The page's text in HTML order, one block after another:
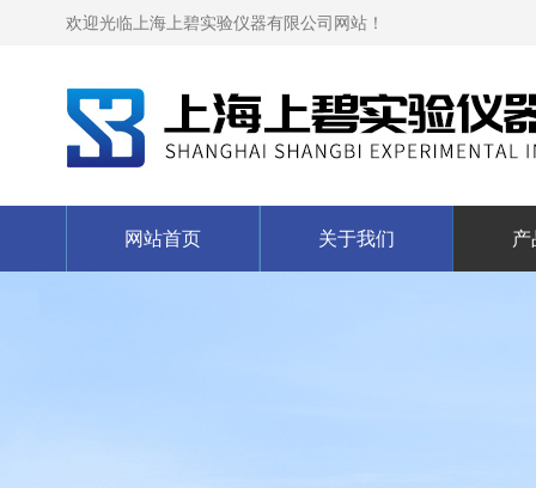
欢迎光临上海上碧实验仪器有限公司网站！
网站首页 关于我们 产